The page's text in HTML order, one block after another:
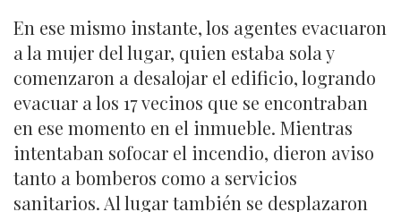
En ese mismo instante, los agentes evacuaron
a la mujer del lugar, quien estaba sola y
comenzaron a desalojar el edificio, logrando
evacuar a los 17 vecinos que se encontraban
en ese momento en el inmueble. Mientras
intentaban sofocar el incendio, dieron aviso
tanto a bomberos como a servicios
sanitarios. Al lugar también se desplazaron